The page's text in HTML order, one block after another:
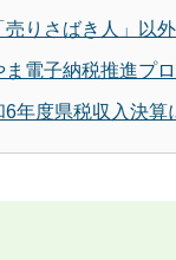
売りさばき人」以
ま電子納税推進プ
6年度県税収入決算